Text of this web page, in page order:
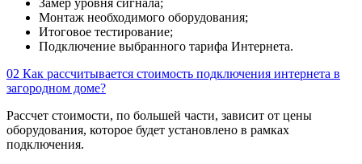
Замер уровня сигнала;
Монтаж необходимого оборудования;
Итоговое тестирование;
Подключение выбранного тарифа Интернета.
02 Как рассчитывается стоимость подключения интернета в
загородном доме?
Рассчет стоимости, по большей части, зависит от цены
оборудования, которое будет установлено в рамках
подключения.